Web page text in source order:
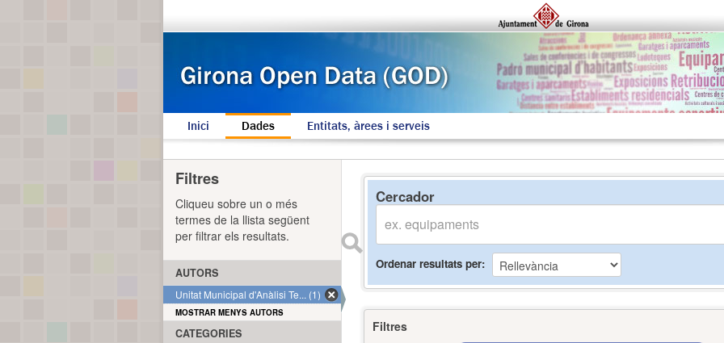
Inici Dades Entitats, àrees i serveis
Cercador
Ordenar resultats per
Filtres
Filtres
Cliqueu sobre un o més
termes de la llista següent
per filtrar els resultats.
AUTORS
Unitat Municipal d'Anàlisi Te... (1)
MOSTRAR MENYS AUTORS
CATEGORIES